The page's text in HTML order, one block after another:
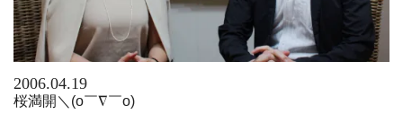
2006.04.19
桜満開＼(o￣∇￣o)